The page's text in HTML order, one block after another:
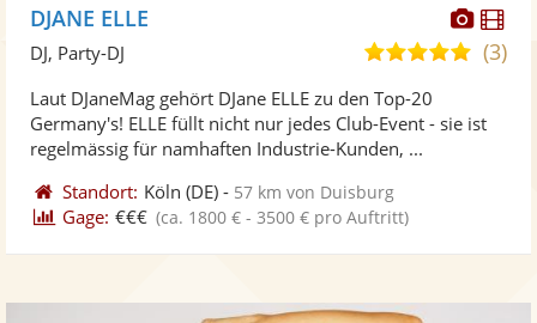
DJANE ELLE
5,0(3)
DJ, Party-DJ
Laut DJaneMag gehört DJane ELLE zu den Top-20
Germany's! ELLE füllt nicht nur jedes Club-Event - sie ist
regelmässig für namhaften Industrie-Kunden, ...
Standort: Köln (DE) - 57 km von Duisburg
Gage: €€€ (ca. 1800 € - 3500 € pro Auftritt)